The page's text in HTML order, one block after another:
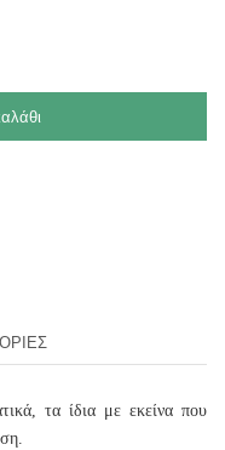
τα ίδια με εκείνα που